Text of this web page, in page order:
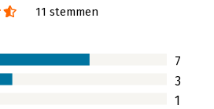
11 stemmen
7
3
1